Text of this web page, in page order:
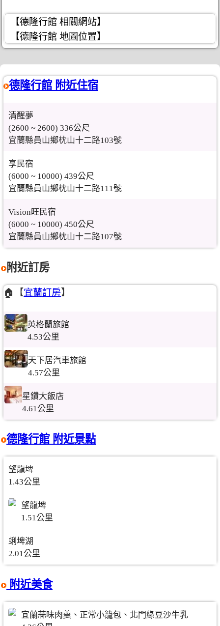
【德隆行館 相關網站】
【德隆行館 地圖位置】
德隆行館 附近住宿
清醒夢
(2600 ~ 2600) 336公尺
宜蘭縣員山鄉枕山十二路103號
享民宿
(6000 ~ 10000) 439公尺
宜蘭縣員山鄉枕山十二路111號
Vision旺民宿
(6000 ~ 10000) 450公尺
宜蘭縣員山鄉枕山十二路107號
附近訂房
🏠【宜蘭訂房】
英格蘭旅館
4.53公里
天下居汽車旅館
4.57公里
星鑽大飯店
4.61公里
德隆行館 附近景點
望龍埤
1.43公里
望龍埤
1.51公里
蜊埤湖
2.01公里
附近美食
宜蘭蒜味肉羹、正常小籠包、北門綠豆沙牛乳